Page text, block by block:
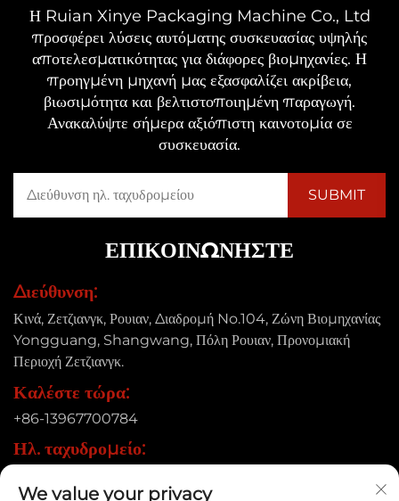
Η Ruian Xinye Packaging Machine Co., Ltd
προσφέρει λύσεις αυτόματης συσκευασίας υψηλής
αποτελεσματικότητας για διάφορες βιομηχανίες. Η
προηγμένη μηχανή μας εξασφαλίζει ακρίβεια,
βιωσιμότητα και βελτιστοποιημένη παραγωγή.
Ανακαλύψτε σήμερα αξιόπιστη καινοτομία σε
συσκευασία.
ΕΠΙΚΟΙΝΩΝΉΣΤΕ
Διεύθυνση:
Κινά, Ζετζιανγκ, Ρουιαν, Διαδρομή No.104, Ζώνη Βιομηχανίας
Yongguang, Shangwang, Πόλη Ρουιαν, Προνομιακή
Περιοχή Ζετζιανγκ.
Καλέστε τώρα:
+86-13967700784
Ηλ. ταχυδρομείο:
We value your privacy